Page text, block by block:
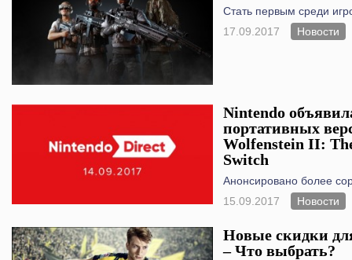
Стать первым среди
17.09.2017
Новости
Nintendo
портативных
Wolfenstein II:
Switch
Анонсировано более
15.09.2017
Новости
Новые скидки
– Что выбрать?